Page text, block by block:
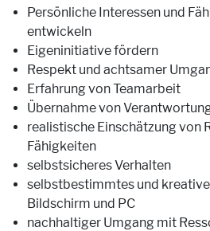
Persönliche Interessen und
entwickeln
Eigeninitiative fördern
Respekt und achtsamer
Erfahrung von Teamarbeit
Übernahme von
realistische Einschätzung von
Fähigkeiten
selbstsicheres Verhalten
selbstbestimmtes und
Bildschirm und PC
nachhaltiger Umgang mit